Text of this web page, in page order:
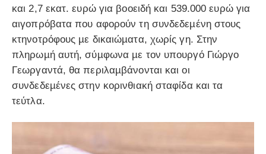
και 2,7 εκατ. ευρώ για βοοειδή και 539.000 ευρώ για
αιγοπρόβατα που αφορούν τη συνδεδεµένη στους
κτηνοτρόφους µε δικαιώµατα, χωρίς γη. Στην
πληρωµή αυτή, σύµφωνα µε τον υπουργό Γιώργο
Γεωργαντά, θα περιλαµβάνονται και οι
συνδεδεµένες στην κορινθιακή σταφίδα και τα
τεύτλα.